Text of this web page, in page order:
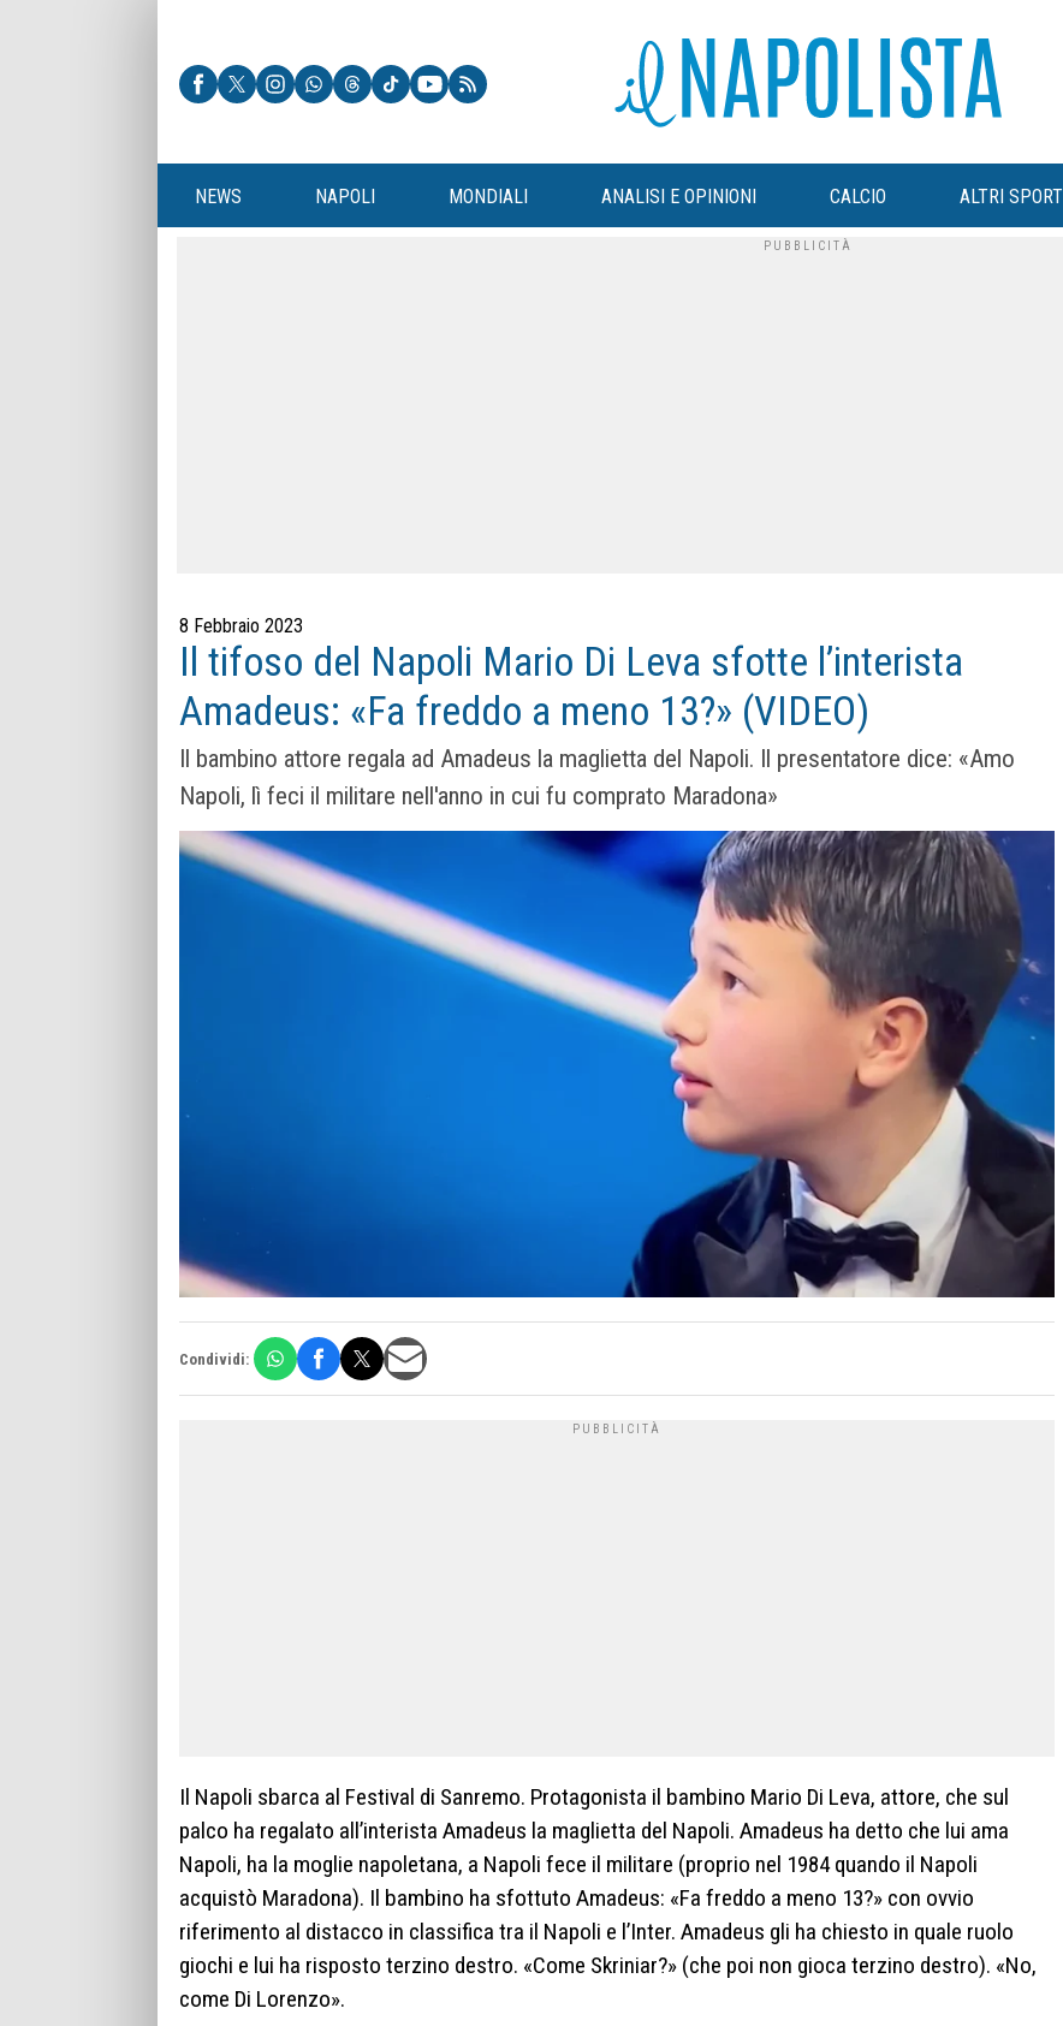
NEWS NAPOLI MONDIALI ANALISI E OPINIONI CALCIO ALTRI SPORT
8 Febbraio 2023
Il tifoso del Napoli Mario Di Leva sfotte l’interista
Amadeus: «Fa freddo a meno 13?» (VIDEO)
Il bambino attore regala ad Amadeus la maglietta del Napoli. Il presentatore dice: «Amo
Napoli, lì feci il militare nell'anno in cui fu comprato Maradona»
Condividi:
Il Napoli sbarca al Festival di Sanremo. Protagonista il bambino Mario Di Leva, attore, che sul
palco ha regalato all’interista Amadeus la maglietta del Napoli. Amadeus ha detto che lui ama
Napoli, ha la moglie napoletana, a Napoli fece il militare (proprio nel 1984 quando il Napoli
acquistò Maradona). Il bambino ha sfottuto Amadeus: «Fa freddo a meno 13?» con ovvio
riferimento al distacco in classifica tra il Napoli e l’Inter. Amadeus gli ha chiesto in quale ruolo
giochi e lui ha risposto terzino destro. «Come Skriniar?» (che poi non gioca terzino destro). «No,
come Di Lorenzo».